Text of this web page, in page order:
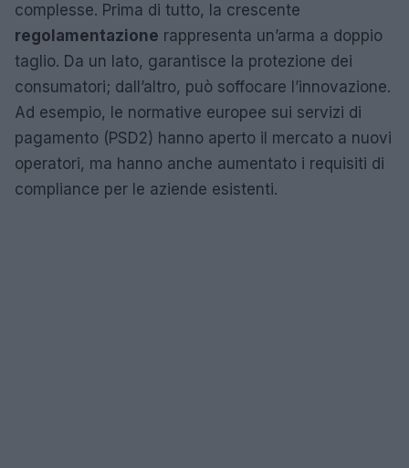
complesse. Prima di tutto, la crescente
regolamentazione rappresenta un’arma a doppio
taglio. Da un lato, garantisce la protezione dei
consumatori; dall’altro, può soffocare l’innovazione.
Ad esempio, le normative europee sui servizi di
pagamento (PSD2) hanno aperto il mercato a nuovi
operatori, ma hanno anche aumentato i requisiti di
compliance per le aziende esistenti.